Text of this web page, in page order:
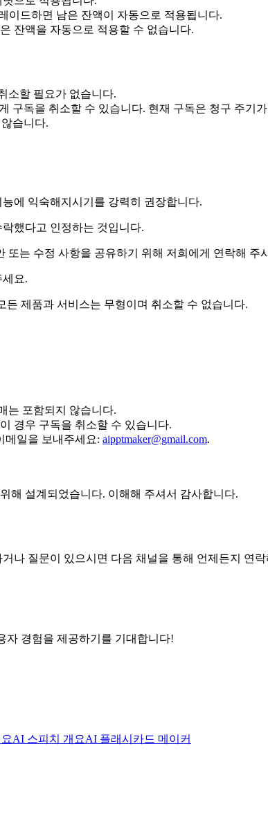
이드하면 남은 잔액이 자동으로 적용됩니다.
잔액을 자동으로 적용할 수 없습니다.
소할 필요가 없습니다.
구독을 취소할 수 있습니다. 현재 구독은 청구 주기
습니다.
에 익숙해지시기를 강력히 권장합니다.
했다고 인정하는 것입니다.
는 수정 사항을 공유하기 위해 저희에게 연락해
요.
든 제품과 서비스는 무형이며 취소할 수 없습니다.
는 포함되지 않습니다.
경우 구독을 취소할 수 있습니다.
메일을 보내주세요: aipptmaker@gmail.com.
해 설계되었습니다. 이해해 주셔서 감사합니다.
나 질문이 있으시면 다음 채널을 통해 언제든지 연
자 경험을 제공하기를 기대합니다!
AI 스피치 개요AI 플래시카드 메이커